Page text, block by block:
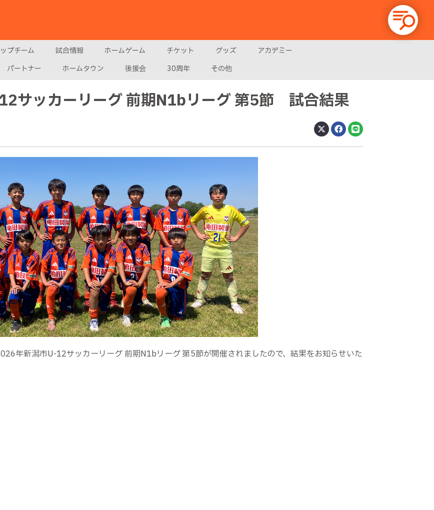
プチーム 試合情報 ホームゲーム チケット グッズ
アカデミー
パートナー ホームタウン 後援会 30周年 その他
サッカーリーグ 前期N1bリーグ 第5節 試合結果
年新潟市U-12サッカーリーグ 前期N1bリーグ 第5節が開催されましたので、結果をお知らせいた